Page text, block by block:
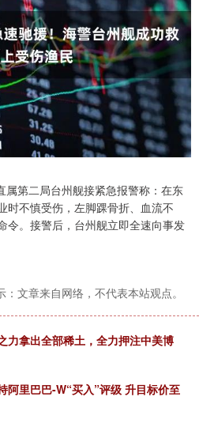
第二局台州舰接紧急报警称：在东
时不慎受伤，左脚踝骨折、血流不
令。接警后，台州舰立即全速向事发
：文章来自网络，不代表本站观点。
力拿出全部稀土，全力押注中美博
阿里巴巴-W“买入”评级 升目标价至